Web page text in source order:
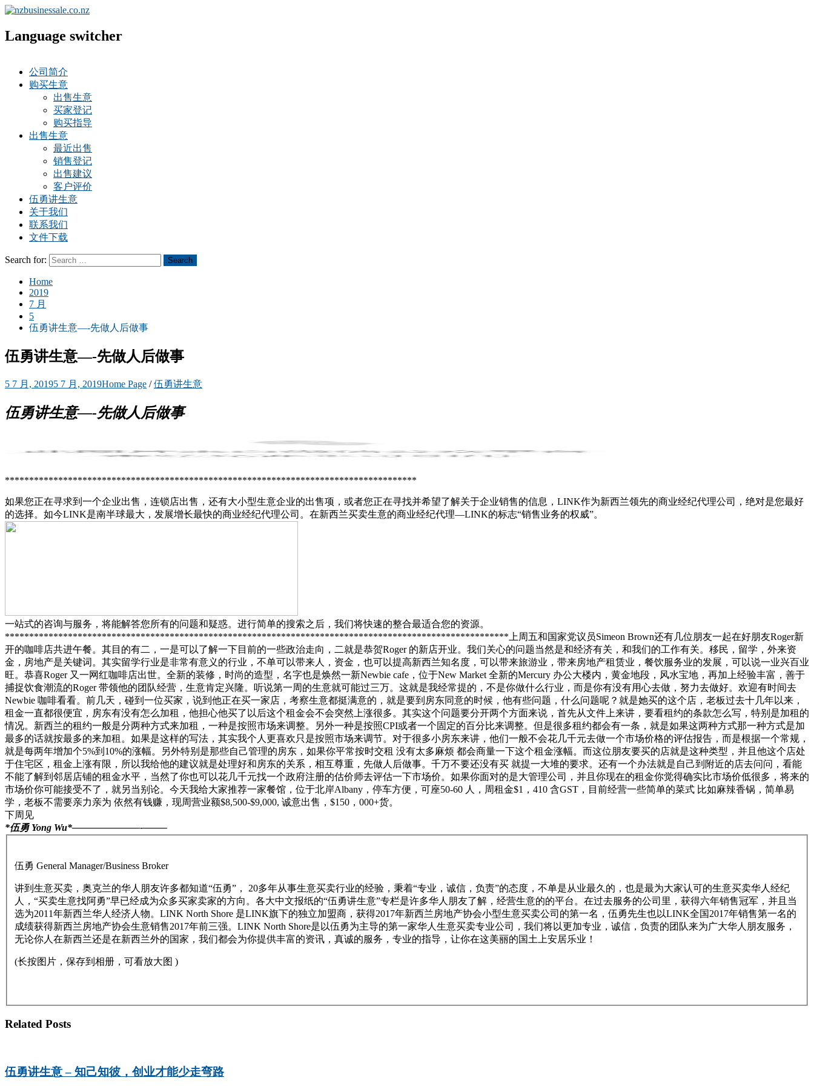
Language switcher
公司简介
购买生意
出售生意
买家登记
购买指导
出售生意
最近出售
销售登记
出售建议
客户评价
伍勇讲生意
关于我们
联系我们
文件下载
Search for: Search
Home
2019
7 月
5
伍勇讲生意—-先做人后做事
伍勇讲生意—-先做人后做事
5 7 月, 20195 7 月, 2019Home Page /伍勇讲生意
伍勇讲生意—-先做人后做事
*************************************************************************************
如果您正在寻求到一个企业出售，连锁店出售，还有大小型生意企业的出售项，或者您正在寻找并希望了解关于企业销售的信息，LINK作为新西兰领先的商业经纪代理公司，绝对是您最好
的选择。如今LINK是南半球最大，发展增长最快的商业经纪代理公司。在新西兰买卖生意的商业经纪代理—LINK的标志“销售业务的权威”。
一站式的咨询与服务，将能解答您所有的问题和疑惑。进行简单的搜索之后，我们将快速的整合最适合您的资源。
********************************************************************************************************上周五和国家党议员Simeon Brown还有几位朋友一起在好朋友Roger新
开的咖啡店共进午餐。其目的有二，一是可以了解一下目前的一些政治走向，二就是恭贺Roger 的新店开业。我们关心的问题当然是和经济有关，和我们的工作有关。移民，留学，外来资
金，房地产是关键词。其实留学行业是非常有意义的行业，不单可以带来人，资金，也可以提高新西兰知名度，可以带来旅游业，带来房地产租赁业，餐饮服务业的发展，可以说一业兴百业
旺。 恭喜Roger 又一网红咖啡店出世。全新的装修，时尚的造型，名字也是焕然一新Newbie cafe，位于New Market 全新的Mercury 办公大楼内，黄金地段，风水宝地，再加上经验丰富，善于
捕捉饮食潮流的Roger 带领他的团队经营，生意肯定兴隆。听说第一周的生意就可能过三万。这就是我经常提的，不是你做什么行业，而是你有没有用心去做，努力去做好。欢迎有时间去
Newbie 咖啡看看。 前几天，碰到一位买家，说到他正在买一家店，考察生意都挺满意的，就是要到房东同意的时候，他有些问题，什么问题呢？就是她买的这个店，老板过去十几年以来，
租金一直都很便宜，房东有没有怎么加租，他担心他买了以后这个租金会不会突然上涨很多。其实这个问题要分开两个方面来说，首先从文件上来讲，要看租约的条款怎么写，特别是加租的
情况。新西兰的租约一般是分两种方式来加租，一种是按照市场来调整。
另外一种是按照CPI或者一个固定的百分比来调整。但是很多租约都会有一条，就是如果这两种方式那一种方式是加
最多的话就按最多的来加租。如果是这样的写法，其实我个人更喜欢只是按照市场来调节。对于很多小房东来讲，他们一般不会花几千元去做一个市场价格的评估报告，而是根据一个常规，
就是每两年增加个5%到10%的涨幅。另外特别是那些自己管理的房东，如果你平常按时交租 没有太多麻烦 都会商量一下这个租金涨幅。而这位朋友要买的店就是这种类型，并且他这个店处
于住宅区，租金上涨有限，所以我给他的建议就是处理好和房东的关系，相互尊重，先做人后做事。千万不要还没有买 就提一大堆的要求。还有一个办法就是自己到附近的店去问问，看能
不能了解到邻居店铺的租金水平，当然了你也可以花几千元找一个政府注册的估价师去评估一下市场价。如果你面对的是大管理公司，并且你现在的租金你觉得确实比市场价低很多，将来的
市场价你可能接受不了，就另当别论。 今天我给大家推荐一家餐馆，位于北岸Albany，停车方便，可座50-60 人，周租金$1，410 含GST，目前经营一些简单的菜式 比如麻辣香锅，简单易
学，老板不需要亲力亲为 依然有钱赚，现周营业额$8,500-$9,000, 诚意出售，$150，000+货。
下周见
*伍勇 Yong Wu*———————-——–
伍勇 General Manager/Business Broker
讲到生意买卖，奥克兰的华人朋友许多都知道“伍勇”， 20多年从事生意买卖行业的经验，秉着“专业，诚信，负责”的态度，不单是从业最久的，也是最为大家认可的生意买卖华人经纪
人，“买卖生意找阿勇”早已经成为众多买家卖家的方向。各大中文报纸的“伍勇讲生意”专栏是许多华人朋友了解，经营生意的的平台。在过去服务的公司里，获得六年销售冠军，并且当
选为2011年新西兰华人经济人物。LINK North Shore 是LINK旗下的独立加盟商，获得2017年新西兰房地产协会小型生意买卖公司的第一名，伍勇先生也以LINK全国2017年销售第一名的
成绩获得新西兰房地产协会生意销售2017年前三强。LINK North Shore是以伍勇为主导的第一家华人生意买卖专业公司，我们将以更加专业，诚信，负责的团队来为广大华人朋友服务，
无论你人在新西兰还是在新西兰外的国家，我们都会为你提供丰富的资讯，真诚的服务，专业的指导，让你在这美丽的国土上安居乐业！
(长按图片，保存到相册，可看放大图 )
Related Posts
伍勇讲生意 – 知己知彼，创业才能少走弯路